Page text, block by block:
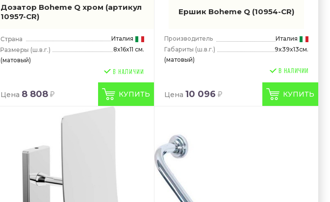
Дозатор Boheme Q хром (артикул
10957-CR)
Италия
(ш.в.г.)
8x16x11 см.
(матовый)
Цена 8 808 КУПИТЬ
Ершик Boheme Q (10954-CR)
Производитель
Италия
Габариты (ш.в.г.)
9x39x13см.
(матовый)
В НАЛИЧИИ
Цена 10 096 КУПИТЬ